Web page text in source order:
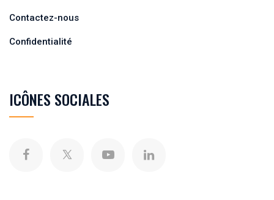
Contactez-nous
Confidentialité
ICÔNES SOCIALES